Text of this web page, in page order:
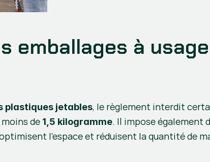
emballages à
plastiques jetables, le règlement interdit
de 1,5 kilogramme. Il impose également
l'espace et réduisent la quantité de